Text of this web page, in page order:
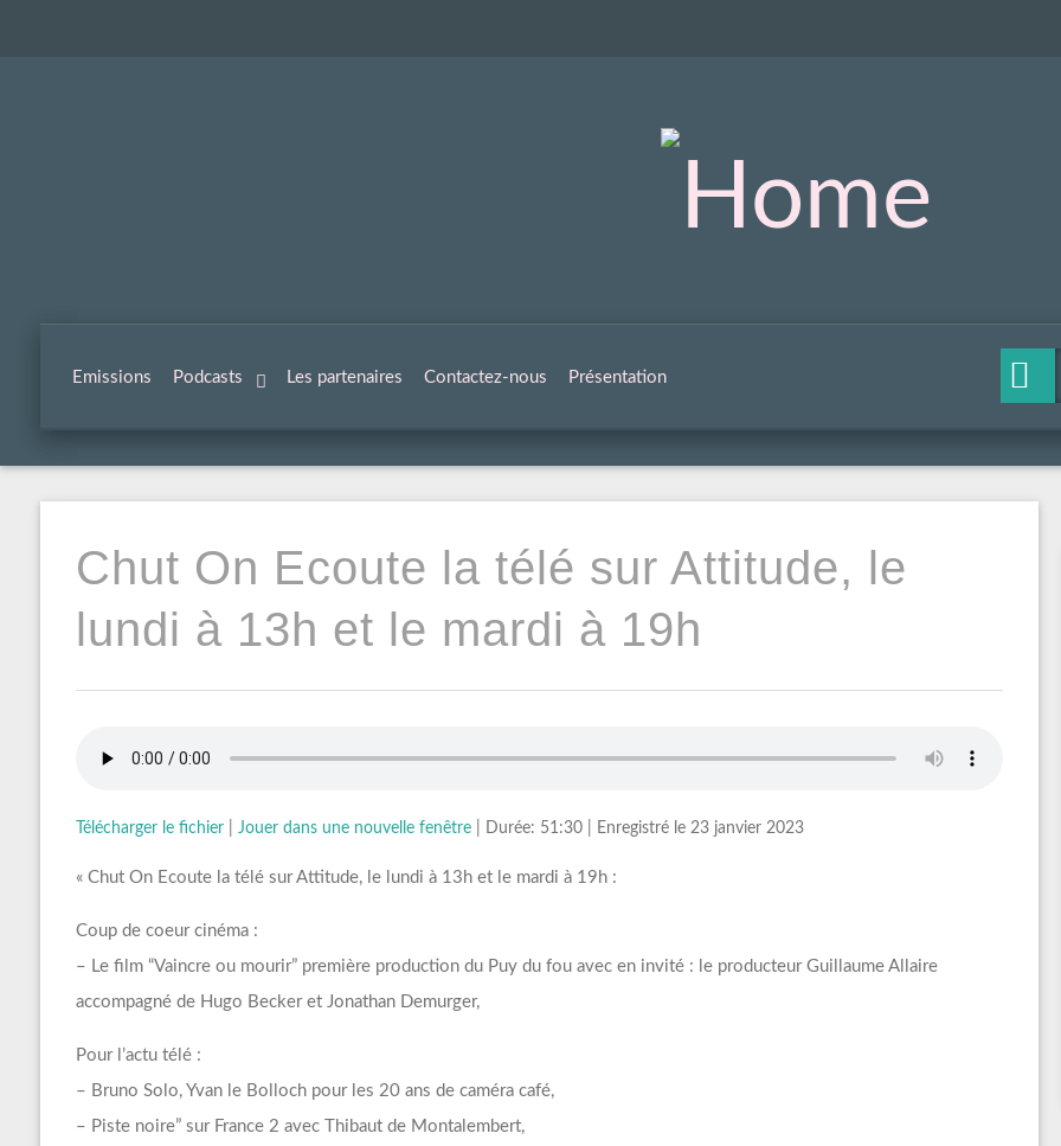
Emissions Podcasts Les partenaires Contactez-nous Présentation
Chut On Ecoute la télé sur Attitude, le
lundi à 13h et le mardi à 19h
Télécharger le fichier| Jouer dans une nouvelle fenêtre| Durée: 51:30| Enregistré le 23 janvier 2023
« Chut On Ecoute la télé sur Attitude, le lundi à 13h et le mardi à 19h :
Coup de coeur cinéma :
– Le film “Vaincre ou mourir” première production du Puy du fou avec en invité : le producteur Guillaume Allaire
accompagné de Hugo Becker et Jonathan Demurger,
Pour l’actu télé :
– Bruno Solo, Yvan le Bolloch pour les 20 ans de caméra café,
– Piste noire” sur France 2 avec Thibaut de Montalembert,